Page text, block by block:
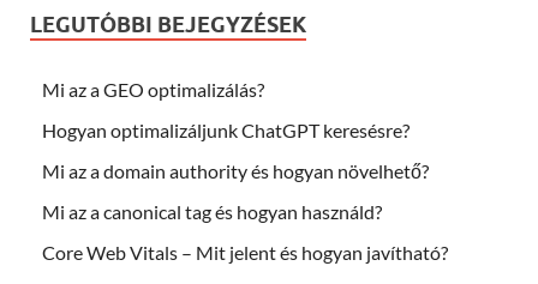
LEGUTÓBBI BEJEGYZÉSEK
Mi az a GEO optimalizálás?
Hogyan optimalizáljunk ChatGPT keresésre?
Mi az a domain authority és hogyan növelhető?
Mi az a canonical tag és hogyan használd?
Core Web Vitals – Mit jelent és hogyan javítható?